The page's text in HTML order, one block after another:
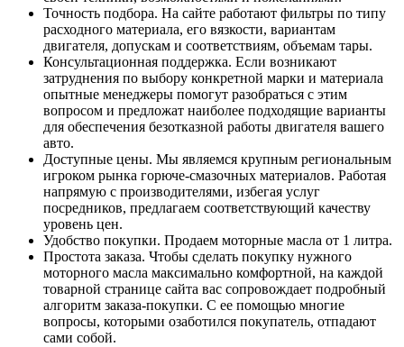
Точность подбора. На сайте работают фильтры по типу
расходного материала, его вязкости, вариантам
двигателя, допускам и соответствиям, объемам тары.
Консультационная поддержка. Если возникают
затруднения по выбору конкретной марки и материала
опытные менеджеры помогут разобраться с этим
вопросом и предложат наиболее подходящие варианты
для обеспечения безотказной работы двигателя вашего
авто.
Доступные цены. Мы являемся крупным региональным
игроком рынка горюче-смазочных материалов. Работая
напрямую с производителями, избегая услуг
посредников, предлагаем соответствующий качеству
уровень цен.
Удобство покупки. Продаем моторные масла от 1 литра.
Простота заказа. Чтобы сделать покупку нужного
моторного масла максимально комфортной, на каждой
товарной странице сайта вас сопровождает подробный
алгоритм заказа-покупки. С ее помощью многие
вопросы, которыми озаботился покупатель, отпадают
сами собой.